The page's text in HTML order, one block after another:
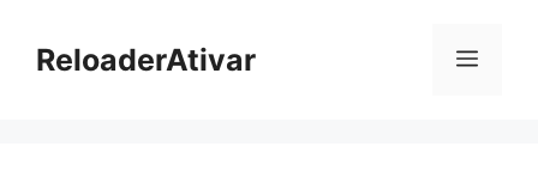
paraReloaderAtivar Menu